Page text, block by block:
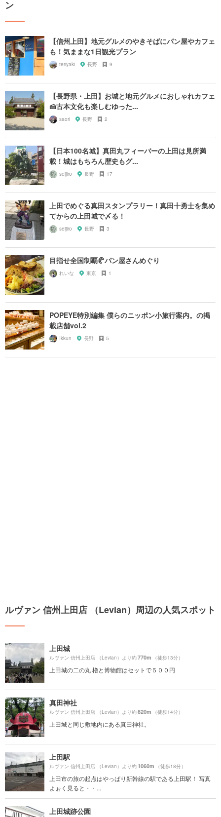
ン
【信州上田】地元グルメのやきそばにパン屋やカフェ
も！気ままな1日観光プラン
teriyaki 長野 9
【長野県・上田】お城と地元グルメにおしゃれカフェ
🍰古本文化も楽しむゆった...
saori 長野 2
【日本100名城】真田丸フィーバーの上田は見所満
載！城はもちろん歴史もグ...
seijiro 長野 17
上田でめぐる真田スタンプラリー！真田十勇士を集め
てからの上田城で〆る！
seijiro 長野 3
目指せ全国制覇🥐パン屋さんめぐり
れいな 東京 1
POPEYE特別編集 僕らのニッポン小旅行案内。の掲
載店舗vol.2
Ikkun 長野 5
ルヴァン 信州上田店 （Levian）周辺の人気スポット
上田城
ルヴァン 信州上田店 （Levian）より約770m （徒歩13分）
上田城の二の丸 櫓と博物館はセットで５００円
真田神社
ルヴァン 信州上田店 （Levian）より約820m （徒歩14分）
上田城と同じ敷地内にある真田神社。
上田駅
ルヴァン 信州上田店 （Levian）より約1060m （徒歩18分）
上田市の旅の起点はやっぱり新幹線の駅である上田駅！ 写真
よぉく見ると・・...
上田城跡公園